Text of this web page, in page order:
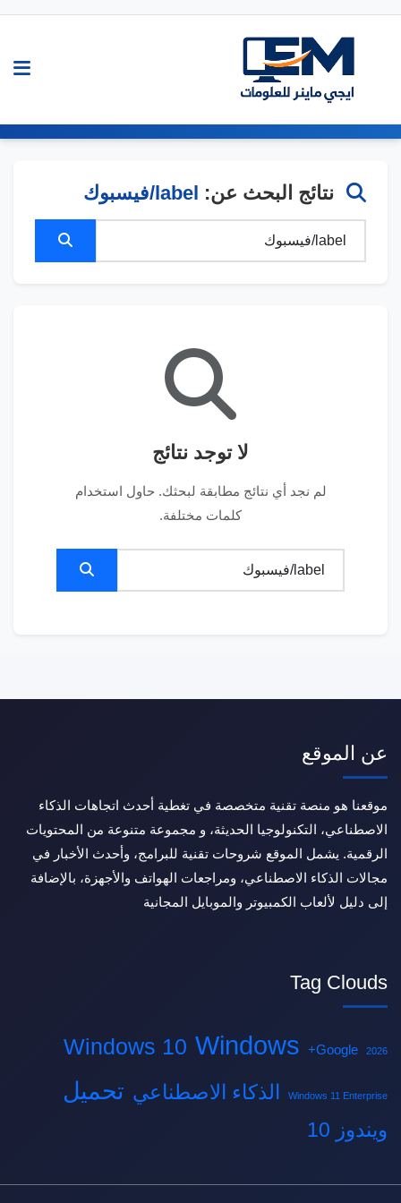
نتائج البحث عن: label/فيسبوك
لا توجد نتائج
لم نجد أي نتائج مطابقة لبحثك. حاول استخدام
كلمات مختلفة.
عن الموقع
موقعنا هو منصة تقنية متخصصة في تغطية أحدث اتجاهات الذكاء
الاصطناعي، التكنولوجيا الحديثة، و مجموعة متنوعة من المحتويات
الرقمية. يشمل الموقع شروحات تقنية للبرامج، وأحدث الأخبار في
مجالات الذكاء الاصطناعي، ومراجعات الهواتف والأجهزة، بالإضافة
إلى دليل لألعاب الكمبيوتر والموبايل المجانية
Tag Clouds
2026
Google+
Windows
Windows 10
Windows 11 Enterprise الذكاء الاصطناعي تحميل
ويندوز 10